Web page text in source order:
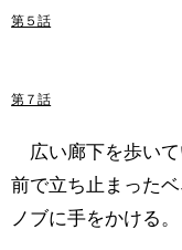
第５話
第７話
広い廊下を歩い
前で立ち止まった
ノブに手をかける。